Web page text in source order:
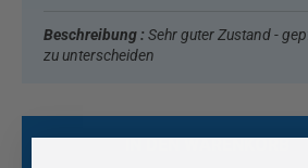
Beschreibung : Sehr guter Zustand -
zu unterscheiden
IN DEN WARENKORB